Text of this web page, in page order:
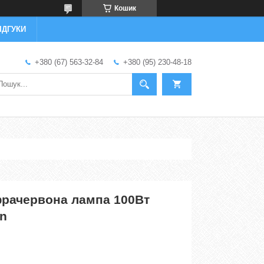
Кошик
+380 (67) 563-32-84 +380 (95) 230-48-18
лампа 100Вт